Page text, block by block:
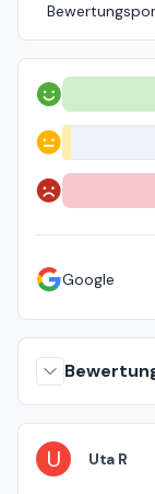
Positiv
Neutral
Negativ
Google
U Uta R